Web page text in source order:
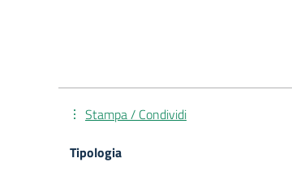
Stampa / Condividi
Tipologia